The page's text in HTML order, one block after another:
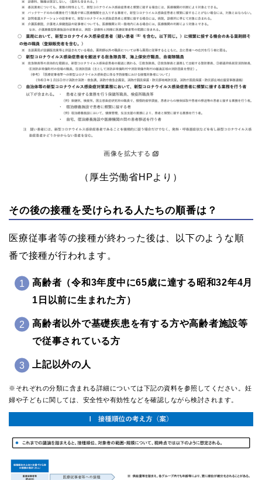
画像を拡大する
（厚生労働省HPより）
その後の接種を受けられる人たちの順番は？
医療従事者等の接種が終わった後は、以下のような順
番で接種が行われます。
高齢者（令和3年度中に65歳に達する昭和32年4月
1日以前に生まれた方）
高齢者以外で基礎疾患を有する方や高齢者施設等
で従事されている方
上記以外の人
※それぞれの分類に含まれる詳細については下記の資料を参照してください。妊
婦や子どもに関しては、安全性や有効性などを確認しながら検討されます。